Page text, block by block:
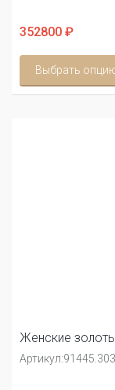
352800 ₽
Выбрать
Женские
Артикул:91445.303